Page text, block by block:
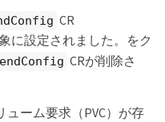
CR
に設定されました。をク
CRが削除さ
ーム要求（PVC）が存